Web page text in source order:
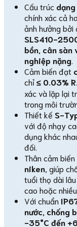
Cấu trúc
chính xác cả
ảnh hưởng bởi
SLS410-
bồn, cân
nghiệp nặng
Cảm biến đạt
chỉ≤ 0.03%
xác và lặp lại
trong môi
Thiết kế S-
với độ nhạy
dụng khác
đối.
Thân cảm
niken , giúp
tuổi thọ dài
cao hoặc
Với chuẩn
nước, chống
-35°C đến